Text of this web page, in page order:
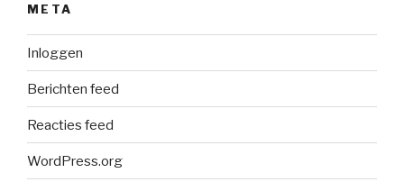
META
Inloggen
Berichten feed
Reacties feed
WordPress.org